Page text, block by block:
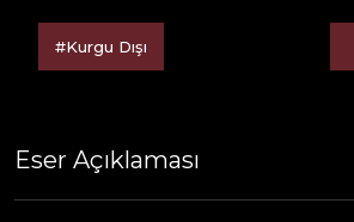
#Kurgu Dışı
Eser Açıklaması